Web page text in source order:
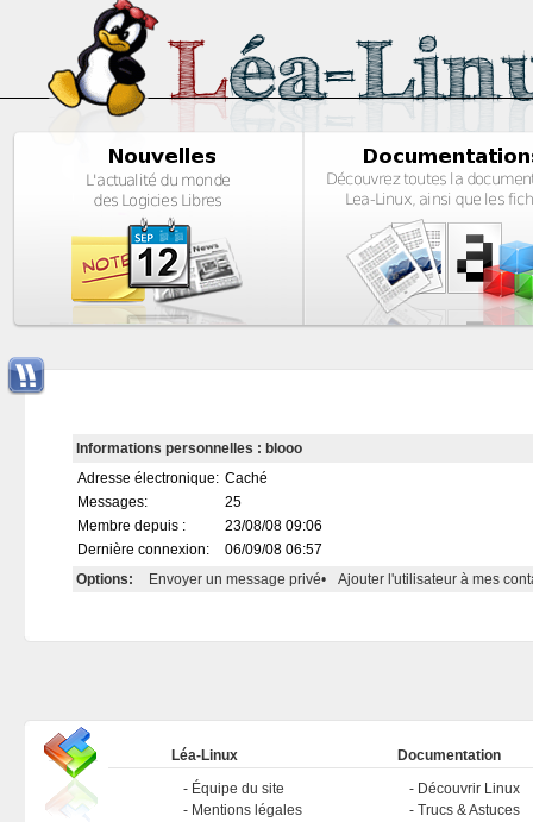
Informations personnelles : blooo
Adresse électronique: Caché
Messages:
25
Membre depuis :
23/08/08 09:06
Dernière connexion:
06/09/08 06:57
Options:
Envoyer un message privé• Ajouter l'utilisateur à mes
Léa-Linux
Équipe du site
Mentions légales
Documentation
Découvrir Linux
Trucs & Astuces